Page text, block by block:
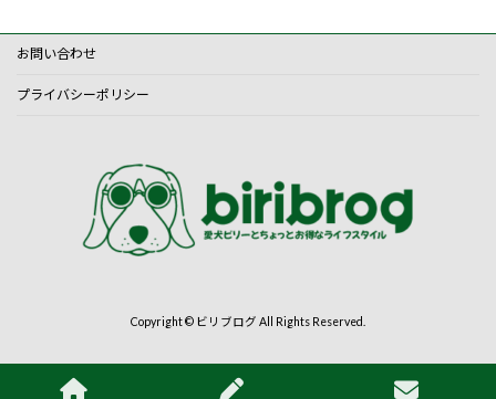
お問い合わせ
プライバシーポリシー
Copyright © ビリブログ All Rights Reserved.